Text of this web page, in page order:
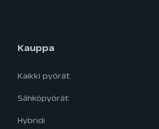
Kauppa
Kaikki pyörät
Sähköpyörät
Hybridi